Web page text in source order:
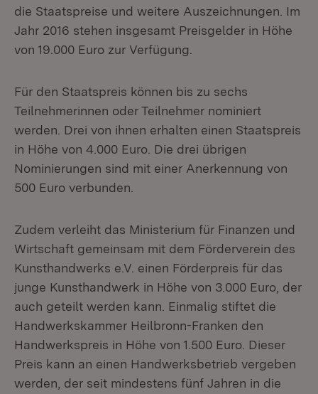
die Staatspreise und weitere Auszeichnungen. Im
Jahr 2016 stehen insgesamt Preisgelder in Höhe
von 19.000 Euro zur Verfügung.
Für den Staatspreis können bis zu sechs
Teilnehmerinnen oder Teilnehmer nominiert
werden. Drei von ihnen erhalten einen Staatspreis
in Höhe von 4.000 Euro. Die drei übrigen
Nominierungen sind mit einer Anerkennung von
500 Euro verbunden.
Zudem verleiht das Ministerium für Finanzen und
Wirtschaft gemeinsam mit dem Förderverein des
Kunsthandwerks e.V. einen Förderpreis für das
junge Kunsthandwerk in Höhe von 3.000 Euro, der
auch geteilt werden kann. Einmalig stiftet die
Handwerkskammer Heilbronn-Franken den
Handwerkspreis in Höhe von 1.500 Euro. Dieser
Preis kann an einen Handwerksbetrieb vergeben
werden, der seit mindestens fünf Jahren in die